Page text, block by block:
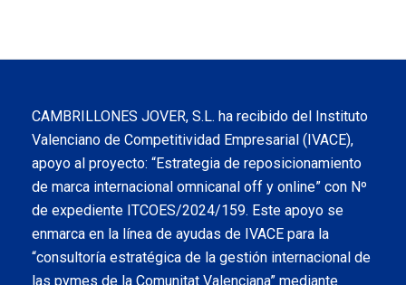
CAMBRILLONES JOVER, S.L. ha recibido del Instituto
Valenciano de Competitividad Empresarial (IVACE),
apoyo al proyecto: “Estrategia de reposicionamiento
de marca internacional omnicanal off y online” con Nº
de expediente ITCOES/2024/159. Este apoyo se
enmarca en la línea de ayudas de IVACE para la
“consultoría estratégica de la gestión internacional de
las pymes de la Comunitat Valenciana” mediante